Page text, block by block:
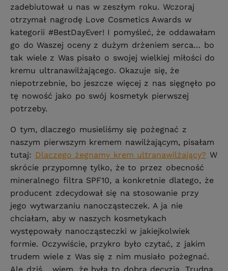
zadebiutował u nas w zeszłym roku. Wczoraj
otrzymał nagrodę Love Cosmetics Awards w
kategorii #BestDayEver! I pomyśleć, że oddawałam
go do Waszej oceny z dużym drżeniem serca… bo
tak wiele z Was pisało o swojej wielkiej miłości do
kremu ultranawilżającego. Okazuje się, że
niepotrzebnie, bo jeszcze więcej z nas sięgnęło po
tę nowość jako po swój kosmetyk pierwszej
potrzeby.
O tym, dlaczego musieliśmy się pożegnać z
naszym pierwszym kremem nawilżającym, pisałam
tutaj: Dlaczego żegnamy krem ultranawilżający? W
skrócie przypomnę tylko, że to przez obecność
mineralnego filtra SPF10, a konkretnie dlatego, że
producent zdecydował się na stosowanie przy
jego wytwarzaniu nanocząsteczek. A ja nie
chciałam, aby w naszych kosmetykach
występowały nanocząsteczki w jakiejkolwiek
formie. Oczywiście, przykro było czytać, z jakim
trudem wiele z Was się z nim musiało pożegnać.